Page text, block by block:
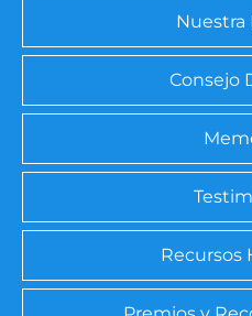
Nuestra
Consejo
Recursos